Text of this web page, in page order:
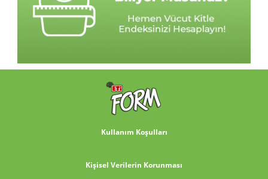
Kullanım Koşulları
Kişisel Verilerin Korunması